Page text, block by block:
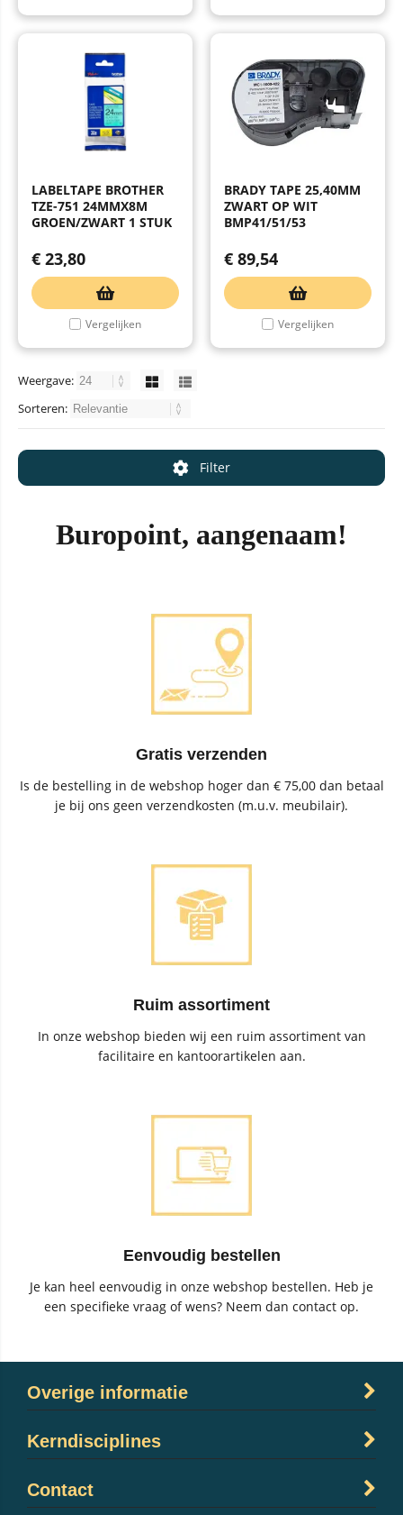
LABELTAPE BROTHER
TZE-751 24MMX8M
GROEN/ZWART 1 STUK
€ 23,80
Vergelijken
BRADY TAPE 25,40MM
ZWART OP WIT
BMP41/51/53
€ 89,54
Vergelijken
Weergave:
Sorteren:
Filter
Buropoint, aangenaam!
Gratis verzenden
Is de bestelling in de webshop hoger dan € 75,00 dan betaal
je bij ons geen verzendkosten (m.u.v. meubilair).
Ruim assortiment
In onze webshop bieden wij een ruim assortiment van
facilitaire en kantoorartikelen aan.
Eenvoudig bestellen
Je kan heel eenvoudig in onze webshop bestellen. Heb je
een specifieke vraag of wens? Neem dan contact op.
Overige informatie
Kerndisciplines
Contact